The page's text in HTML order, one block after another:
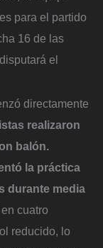
para el partido
16 de las
el
directamente
realizaron
balón.
la práctica
durante media
cuatro
reducido, lo